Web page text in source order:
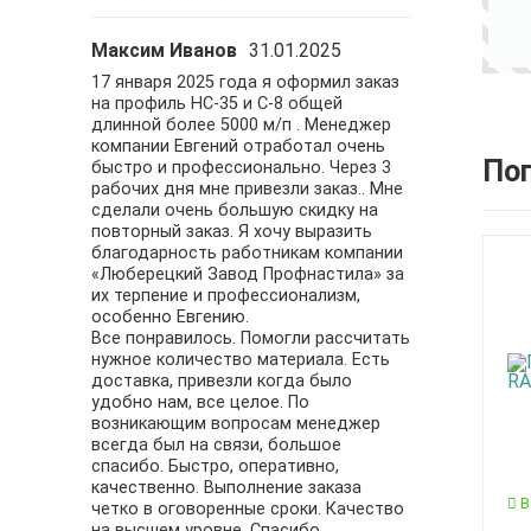
Максим Иванов 31.01.2025
17 января 2025 года я оформил заказ
на профиль НС-35 и С-8 общей
длинной более 5000 м/п . Менеджер
компании Евгений отработал очень
быстро и профессионально. Через 3
рабочих дня мне привезли заказ.. Мне
сделали очень большую скидку на
повторный заказ. Я хочу выразить
благодарность работникам компании
«Люберецкий Завод Профнастила» за
их терпение и профессионализм,
особенно Евгению.
Все понравилось. Помогли рассчитать
нужное количество материала. Есть
доставка, привезли когда было
удобно нам, все целое. По
возникающим вопросам менеджер
всегда был на связи, большое
спасибо. Быстро, оперативно,
качественно. Выполнение заказа
четко в оговоренные сроки. Качество
Давид С
желаю